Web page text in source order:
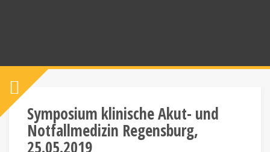
Symposium klinische Akut- und
Notfallmedizin Regensburg,
25.05.2019